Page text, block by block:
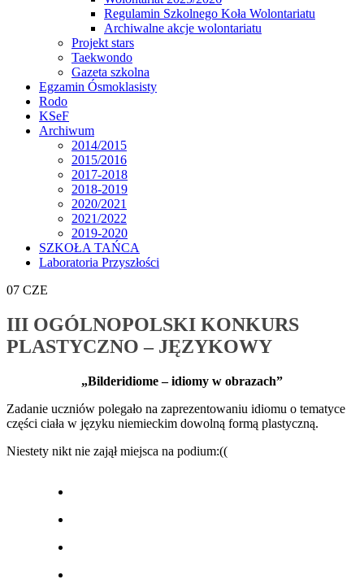
Regulamin Szkolnego Koła Wolontariatu
Archiwalne akcje wolontariatu
Projekt stars
Taekwondo
Gazeta szkolna
Egzamin Ósmoklasisty
Rodo
KSeF
Archiwum
2014/2015
2015/2016
2017-2018
2018-2019
2020/2021
2021/2022
2019-2020
SZKOŁA TAŃCA
Laboratoria Przyszłości
07 CZE
III OGÓLNOPOLSKI KONKURS
PLASTYCZNO – JĘZYKOWY
„Bilderidiome – idiomy w obrazach”
Zadanie uczniów polegało na zaprezentowaniu idiomu o tematyce
części ciała w języku niemieckim dowolną formą plastyczną.
Niestety nikt nie zajął miejsca na podium:((